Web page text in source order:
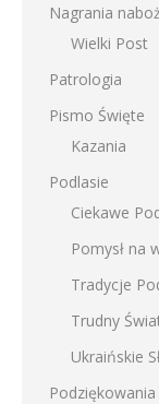
Nagrania
Wielki Post
Patrologia
Pismo Święte
Kazania
Podlasie
Ciekawe
Pomysł na
Tradycje
Trudny
Ukraińskie
Podziękowania